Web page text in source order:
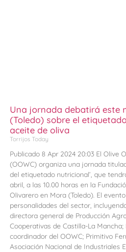
Una jornada debatirá este
(Toledo) sobre el
aceite de oliva
Torrijos Today
Publicado 8 Apr 2024 20:03 El Olive
(OOWC) organiza una jornada
del etiquetado nutricional’, que
abril, a las 10.00 horas en la
Olivarero en Mora (Toledo). El
personalidades del sector,
directora general de Producción
Cooperativas de Castilla-La
coordinador del OOWC; Primitivo
Asociación Nacional de Industriales